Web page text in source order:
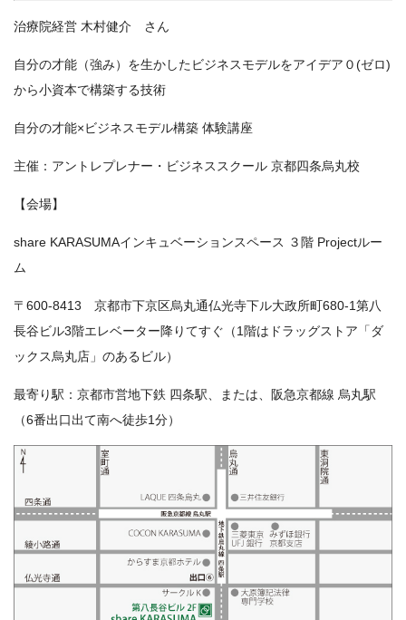
治療院経営 木村健介 さん
自分の才能（強み）を生かしたビジネスモデルをアイデア０(ゼロ)
から小資本で構築する技術
自分の才能×ビジネスモデル構築 体験講座
主催：アントレプレナー・ビジネススクール 京都四条烏丸校
【会場】
share KARASUMAインキュベーションスペース ３階 Projectルー
ム
〒600-8413 京都市下京区烏丸通仏光寺下ル大政所町680-1第八
長谷ビル3階エレベーター降りてすぐ（1階はドラッグストア「ダ
ックス烏丸店」のあるビル）
最寄り駅：京都市営地下鉄 四条駅、または、阪急京都線 烏丸駅
（6番出口出て南へ徒歩1分）